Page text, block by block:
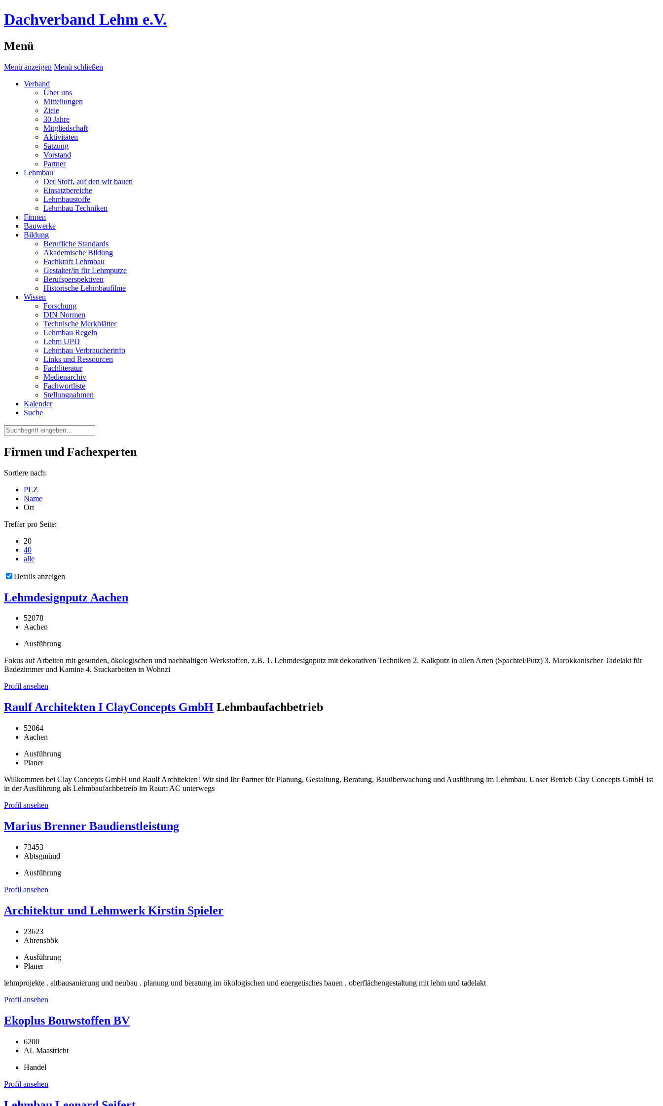
Dachverband Lehm e.V.
Menü
Menü anzeigen Menü schließen
Verband
Über uns
Mitteilungen
Ziele
30 Jahre
Mitgliedschaft
Aktivitäten
Satzung
Vorstand
Partner
Lehmbau
Der Stoff, auf den wir bauen
Einsatzbereiche
Lehmbaustoffe
Lehmbau Techniken
Firmen
Bauwerke
Bildung
Berufliche Standards
Akademische Bildung
Fachkraft Lehmbau
Gestalter/in für Lehmputze
Berufsperspektiven
Historische Lehmbaufilme
Wissen
Forschung
DIN Normen
Technische Merkblätter
Lehmbau Regeln
Lehm UPD
Lehmbau Verbraucherinfo
Links und Ressourcen
Fachliteratur
Medienarchiv
Fachwortliste
Stellungnahmen
Kalender
Suche
Firmen und Fachexperten
Sortiere nach:
PLZ
Name
Ort
Treffer pro Seite:
20
40
alle
Details anzeigen
Lehmdesignputz Aachen
52078
Aachen
Ausführung
Fokus auf Arbeiten mit gesunden, ökologischen und nachhaltigen Werkstoffen, z.B. 1. Lehmdesignputz mit dekorativen Techniken 2. Kalkputz in allen Arten (Spachtel/Putz) 3. Marokkanischer Tadelakt für
Badezimmer und Kamine 4. Stuckarbeiten in Wohnzi
Profil ansehen
Raulf Architekten I ClayConcepts GmbH Lehmbaufachbetrieb
52064
Aachen
Ausführung
Planer
Willkommen bei Clay Concepts GmbH und Raulf Architekten! Wir sind Ihr Partner für Planung, Gestaltung, Beratung, Bauüberwachung und Ausführung im Lehmbau. Unser Betrieb Clay Concepts GmbH ist
in der Ausführung als Lehmbaufachbetreib im Raum AC unterwegs
Profil ansehen
Marius Brenner Baudienstleistung
73453
Abtsgmünd
Ausführung
Profil ansehen
Architektur und Lehmwerk Kirstin Spieler
23623
Ahrensbök
Ausführung
Planer
lehmprojekte . altbausanierung und neubau . planung und beratung im ökologischen und energetisches bauen . oberflächengestaltung mit lehm und tadelakt
Profil ansehen
Ekoplus Bouwstoffen BV
6200
AL Maastricht
Handel
Profil ansehen